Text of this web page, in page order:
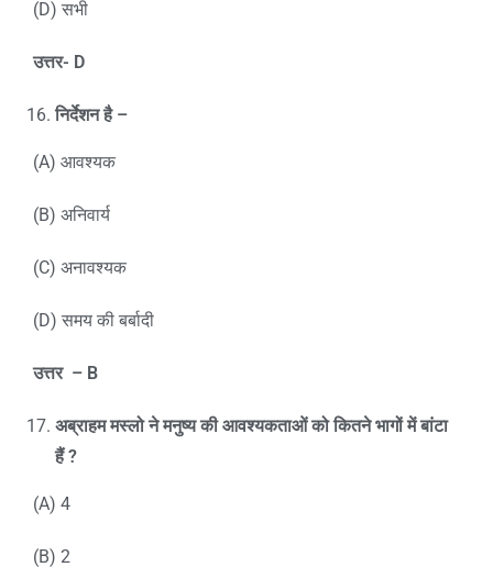
(D) सभी
उत्तर- D
निर्देशन है –
(A) आवश्यक
(B) अनिवार्य
(C) अनावश्यक
(D) समय की बर्बादी
उत्तर– B
अब्राहम मस्लो ने मनुष्य की आवश्यकताओं को कितने भागों में बांटा
हैं ?
(A) 4
(B) 2